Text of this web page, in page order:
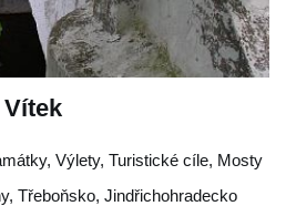
Výlety, Turistické cíle, Mosty
, Třeboňsko, Jindřichohradecko